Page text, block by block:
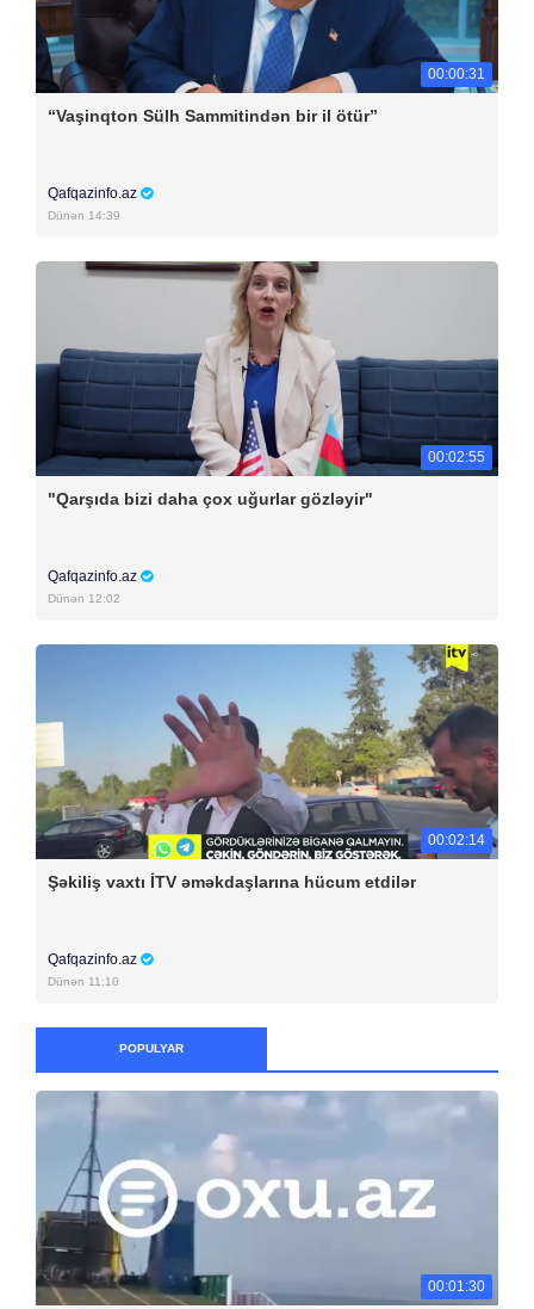
00:00:31
“Vaşinqton Sülh Sammitindən bir il ötür”
Qafqazinfo.az
Dünən 14:39
00:02:55
"Qarşıda bizi daha çox uğurlar gözləyir"
Qafqazinfo.az
Dünən 12:02
00:02:14
Şəkiliş vaxtı İTV əməkdaşlarına hücum etdilər
Qafqazinfo.az
Dünən 11:10
POPULYAR
00:01:30